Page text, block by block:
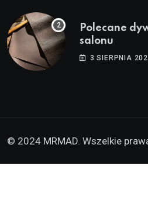
Polecane
salonu
3 SIERPNIA
© 2024 MRMAD. Wszelkie